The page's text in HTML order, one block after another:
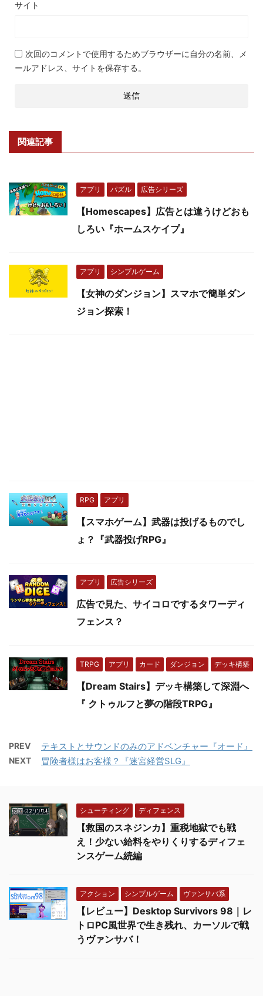
サイト
次回のコメントで使用するためブラウザーに自分の名前、メ
ールアドレス、サイトを保存する。
関連記事
アプリ パズル 広告シリーズ
【Homescapes】広告とは違うけどおも
しろい『ホームスケイプ』
アプリ シンプルゲーム
【女神のダンジョン】スマホで簡単ダン
ジョン探索！
RPG アプリ
【スマホゲーム】武器は投げるものでし
ょ？『武器投げRPG』
アプリ 広告シリーズ
広告で見た、サイコロでするタワーディ
フェンス？
TRPG アプリ カード ダンジョン デッキ構築
【Dream Stairs】デッキ構築して深淵へ
『 クトゥルフと夢の階段TRPG』
PREV テキストとサウンドのみのアドベンチャー『オード』
NEXT 冒険者様はお客様？『迷宮経営SLG』
シューティング ディフェンス
【救国のスネジンカ】重税地獄でも戦
え！少ない給料をやりくりするディフェ
ンスゲーム続編
アクション シンプルゲーム ヴァンサバ系
【レビュー】Desktop Survivors 98｜レ
トロPC風世界で生き残れ、カーソルで戦
うヴァンサバ！